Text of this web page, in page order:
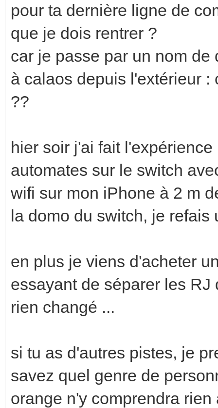
pour ta dernière ligne de
que je dois rentrer ?
car je passe par un nom
à calaos depuis l'extérieur
??
hier soir j'ai fait
automates sur le switch
wifi sur mon iPhone à 2 m
la domo du switch, je refais
en plus je viens d'acheter
essayant de séparer les
rien changé ...
si tu as d'autres pistes, je
savez quel genre de
orange n'y comprendra